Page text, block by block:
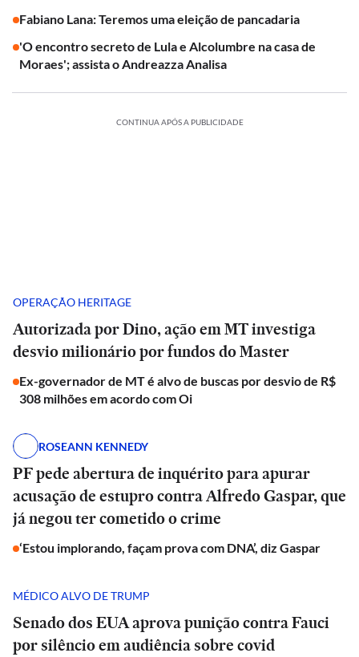
Fabiano Lana: Teremos uma eleição de pancadaria
'O encontro secreto de Lula e Alcolumbre na casa de
Moraes'; assista o Andreazza Analisa
CONTINUA APÓS A PUBLICIDADE
OPERAÇÃO HERITAGE
Autorizada por Dino, ação em MT investiga
desvio milionário por fundos do Master
Ex-governador de MT é alvo de buscas por desvio de R$
308 milhões em acordo com Oi
ROSEANN KENNEDY
PF pede abertura de inquérito para apurar
acusação de estupro contra Alfredo Gaspar, que
já negou ter cometido o crime
‘Estou implorando, façam prova com DNA’, diz Gaspar
MÉDICO ALVO DE TRUMP
Senado dos EUA aprova punição contra Fauci
por silêncio em audiência sobre covid